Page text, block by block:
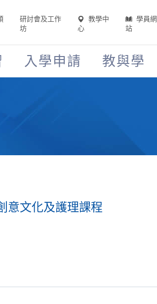
研討會及工作
坊
教學中
心
學員網
站
入學申請 教與學
意文化及護理課程